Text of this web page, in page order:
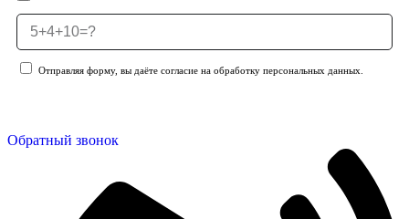
Отправляя форму, вы даёте согласие на обработку персональных данных.
Обратный звонок